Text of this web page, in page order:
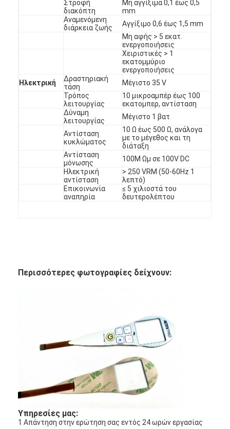
Εναλλακτικός διακόπτης μεμβράνης PCB και καουτσούκ
Προστατευτική ταινία και συσκευασία χαρτιού
Στροφή
διακόπτη
Μη αγγίξιμα 0,1 έως 0,5
mm
Αναμενόμενη
διάρκεια ζωής
Αγγίξιμο 0,6 έως 1,5 mm
Μη αφής > 5 εκατ.
ενεργοποιήσεις
Χειριστικές > 1
εκατομμύριο
ενεργοποιήσεις
Ηλεκτρική
Δραστηριακή
τάση
Μέγιστο 35 V
Τρόπος
λειτουργίας
10 μικροαμπέρ έως 100
εκατομπερ, αντίσταση
Δύναμη
λειτουργίας
Μέγιστο 1 βατ
Αντίσταση
κυκλώματος
10 Ω έως 500 Ω, ανάλογα
με το μέγεθος και τη
διάταξη
Αντίσταση
μόνωσης
100M Ωμ σε 100V DC
Ηλεκτρική
αντίσταση
> 250 VRM (50-60Hz 1
λεπτό)
Επικοινωνία
αναπηρία
≤ 5 χιλιοστά του
δευτερολέπτου
Περισσότερες φωτογραφίες δείχνουν:
Υπηρεσίες μας:
1 Απάντηση στην ερώτηση σας εντός 24 ωρών εργασίας